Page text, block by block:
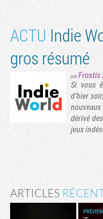
ACTU Indie
gros résumé
parFrostis
Si vous
d’hier
dérivé
jeux
ARTICLES
PREVIEW